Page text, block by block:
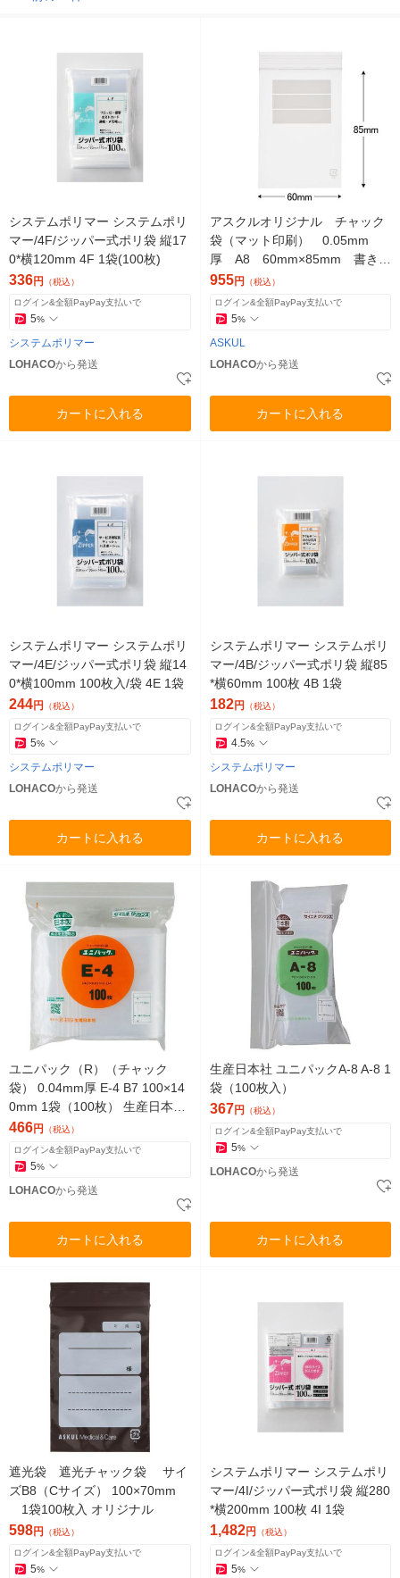
システムポリマー システムポリ
マー/4F/ジッパー式ポリ袋 縦17
0*横120mm 4F 1袋(100枚)
336円 （税込）
ログイン&全額PayPay支払いで
5%
システムポリマー
LOHACOから発送
カートに入れる
アスクルオリジナル チャック
袋（マット印刷） 0.05mm
厚 A8 60mm×85mm 書き込
み欄付き 1袋（300枚入） オ
リジナル
955円 （税込）
ログイン&全額PayPay支払いで
5%
ASKUL
LOHACOから発送
カートに入れる
システムポリマー システムポリ
マー/4E/ジッパー式ポリ袋 縦14
0*横100mm 100枚入/袋 4E 1袋
244円 （税込）
ログイン&全額PayPay支払いで
5%
システムポリマー
LOHACOから発送
カートに入れる
システムポリマー システムポリ
マー/4B/ジッパー式ポリ袋 縦85
*横60mm 100枚 4B 1袋
182円 （税込）
ログイン&全額PayPay支払いで
4.5%
システムポリマー
LOHACOから発送
カートに入れる
ユニパック（R）（チャック
袋） 0.04mm厚 E-4 B7 100×14
0mm 1袋（100枚） 生産日本社
セイニチ
466円 （税込）
ログイン&全額PayPay支払いで
5%
LOHACOから発送
カートに入れる
生産日本社 ユニパックA-8 A-8 1
袋（100枚入）
367円 （税込）
ログイン&全額PayPay支払いで
5%
LOHACOから発送
カートに入れる
遮光袋 遮光チャック袋 サイ
ズB8（Cサイズ） 100×70mm
1袋100枚入 オリジナル
598円 （税込）
ログイン&全額PayPay支払いで
5%
システムポリマー システムポリ
マー/4I/ジッパー式ポリ袋 縦280
*横200mm 100枚 4I 1袋
1,482円 （税込）
ログイン&全額PayPay支払いで
5%